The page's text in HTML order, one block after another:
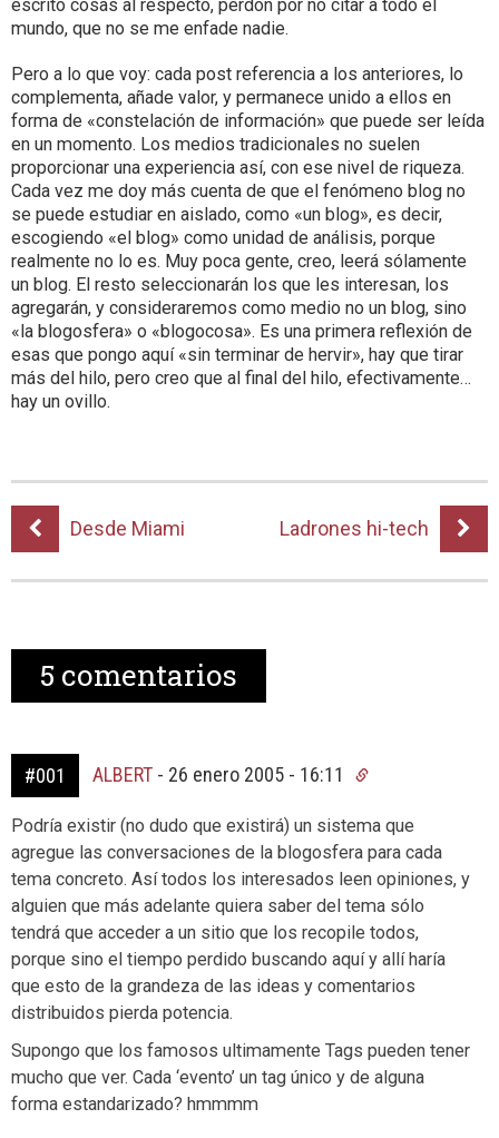
escrito cosas al respecto, perdón por no citar a todo el
mundo, que no se me enfade nadie.
Pero a lo que voy: cada post referencia a los anteriores, lo
complementa, añade valor, y permanece unido a ellos en
forma de «constelación de información» que puede ser leída
en un momento. Los medios tradicionales no suelen
proporcionar una experiencia así, con ese nivel de riqueza.
Cada vez me doy más cuenta de que el fenómeno blog no
se puede estudiar en aislado, como «un blog», es decir,
escogiendo «el blog» como unidad de análisis, porque
realmente no lo es. Muy poca gente, creo, leerá sólamente
un blog. El resto seleccionarán los que les interesan, los
agregarán, y consideraremos como medio no un blog, sino
«la blogosfera» o «blogocosa». Es una primera reflexión de
esas que pongo aquí «sin terminar de hervir», hay que tirar
más del hilo, pero creo que al final del hilo, efectivamente…
hay un ovillo.
Desde Miami Ladrones hi-tech
5 comentarios
#001 ALBERT - 26 enero 2005 - 16:11
Podría existir (no dudo que existirá) un sistema que
agregue las conversaciones de la blogosfera para cada
tema concreto. Así todos los interesados leen opiniones, y
alguien que más adelante quiera saber del tema sólo
tendrá que acceder a un sitio que los recopile todos,
porque sino el tiempo perdido buscando aquí y allí haría
que esto de la grandeza de las ideas y comentarios
distribuidos pierda potencia.
Supongo que los famosos ultimamente Tags pueden tener
mucho que ver. Cada ‘evento’ un tag único y de alguna
forma estandarizado? hmmmm